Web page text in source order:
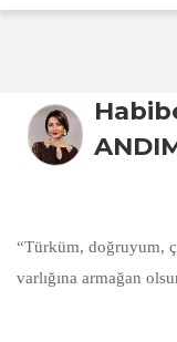
“Türküm, doğruyum,
varlığına armağan